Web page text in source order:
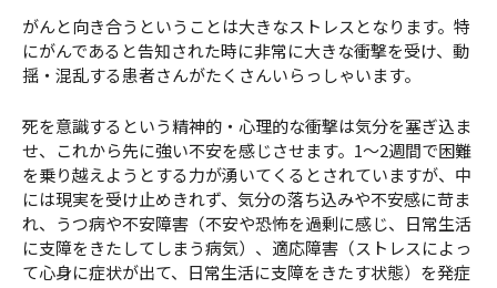
がんと向き合うということは大きなストレスとなります。特
にがんであると告知された時に非常に大きな衝撃を受け、動
揺・混乱する患者さんがたくさんいらっしゃいます。
死を意識するという精神的・心理的な衝撃は気分を塞ぎ込ま
せ、これから先に強い不安を感じさせます。1～2週間で困難
を乗り越えようとする力が湧いてくるとされていますが、中
には現実を受け止めきれず、気分の落ち込みや不安感に苛ま
れ、うつ病や不安障害（不安や恐怖を過剰に感じ、日常生活
に支障をきたしてしまう病気）、適応障害（ストレスによっ
て心身に症状が出て、日常生活に支障をきたす状態）を発症